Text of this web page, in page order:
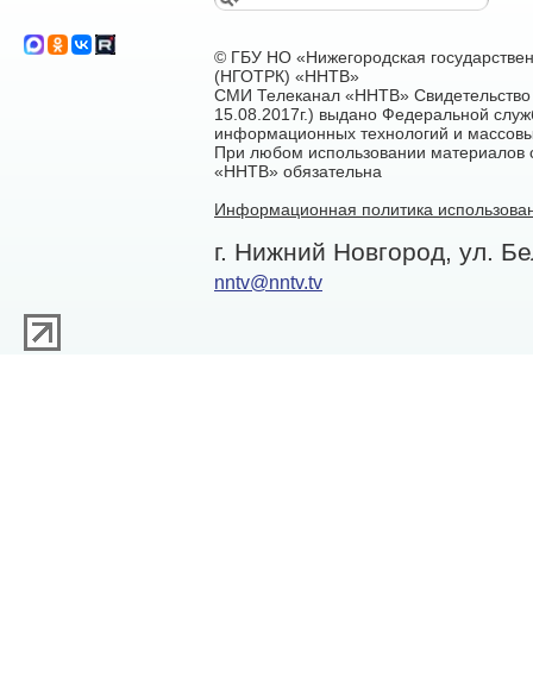
© ГБУ НО «Нижегородская
(НГОТРК) «ННТВ»
СМИ Телеканал «ННТВ»
15.08.2017г.) выдано Федеральной
информационных технологий и
При любом использовании материалов
«ННТВ» обязательна
Информационная политика
г. Нижний Новгород, ул.
nntv@nntv.tv